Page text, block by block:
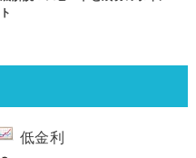
ト
低金利